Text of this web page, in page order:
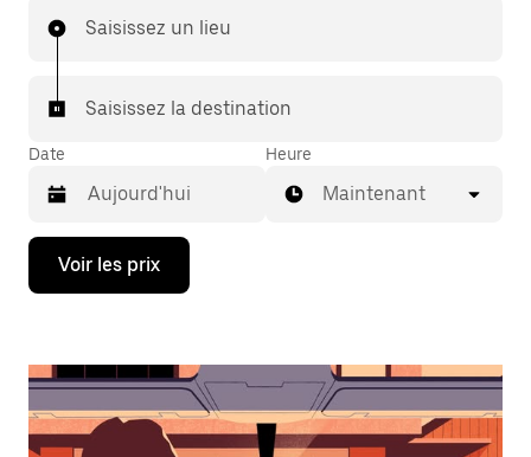
Saisissez un lieu
Saisissez la destination
Date
Appuyez
la
bas
ouvrir
le
Heure
Maintenant
Voir les prix